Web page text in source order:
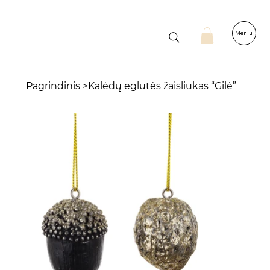
Meniu
Pagrindinis > Kalėdų eglutės žaisliukas “Gilė”